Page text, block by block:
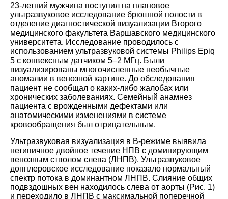
23-летний мужчина поступил на плановое
ультразвуковое исследование брюшной полости в
отделение диагностической визуализации Второго
медицинского факультета Варшавского медицинского
университета. Исследование проводилось с
использованием ультразвуковой системы Philips Epiq
5 с конвексным датчиком 5–2 МГц. Были
визуализированы многочисленные необычные
аномалии в венозной картине. До обследования
пациент не сообщал о каких-либо жалобах или
хронических заболеваниях. Семейный анамнез
пациента с врожденными дефектами или
анатомическими изменениями в системе
кровообращения был отрицательным.
Ультразвуковая визуализация в B-режиме выявила
нетипичное двойное течение НПВ с доминирующим
венозным стволом слева (ЛНПВ). Ультразвуковое
допплеровское исследование показало нормальный
спектр потока в доминантном ЛНПВ. Слияние общих
подвздошных вен находилось слева от аорты (Рис. 1)
и переходило в ЛНПВ с максимальной поперечной